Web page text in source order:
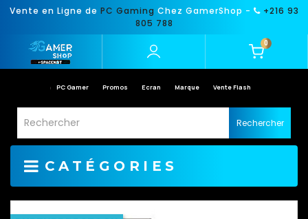
Vente en Ligne de PC Gaming Chez GamerShop -
+216 93
805 788
0
PC Gamer Promos Ecran Marque Vente Flash
Rechercher
CATÉGORIES